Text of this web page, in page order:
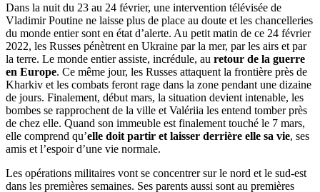
Dans la nuit du 23 au 24 février, une intervention télévisée de
Vladimir Poutine ne laisse plus de place au doute et les chancelleries
du monde entier sont en état d’alerte. Au petit matin de ce 24 février
2022, les Russes pénètrent en Ukraine par la mer, par les airs et par
la terre. Le monde entier assiste, incrédule, au retour de la guerre
en Europe. Ce même jour, les Russes attaquent la frontière près de
Kharkiv et les combats feront rage dans la zone pendant une dizaine
de jours. Finalement, début mars, la situation devient intenable, les
bombes se rapprochent de la ville et Valériia les entend tomber près
de chez elle. Quand son immeuble est finalement touché le 7 mars,
elle comprend qu’elle doit partir et laisser derrière elle sa vie, ses
amis et l’espoir d’une vie normale.
Les opérations militaires vont se concentrer sur le nord et le sud-est
dans les premières semaines. Ses parents aussi sont au premières